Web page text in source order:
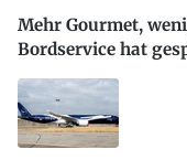
Mehr Gourmet,
Bordservice hat